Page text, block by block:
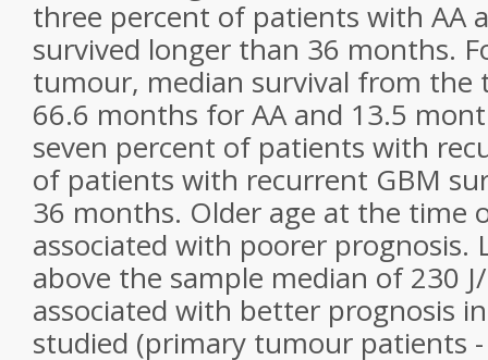
three percent of patients with AA
survived longer than 36 months.
tumour, median survival from the
66.6 months for AA and 13.5
seven percent of patients with
of patients with recurrent GBM
36 months. Older age at the time
associated with poorer prognosis.
above the sample median of 230
associated with better prognosis
studied (primary tumour patients -